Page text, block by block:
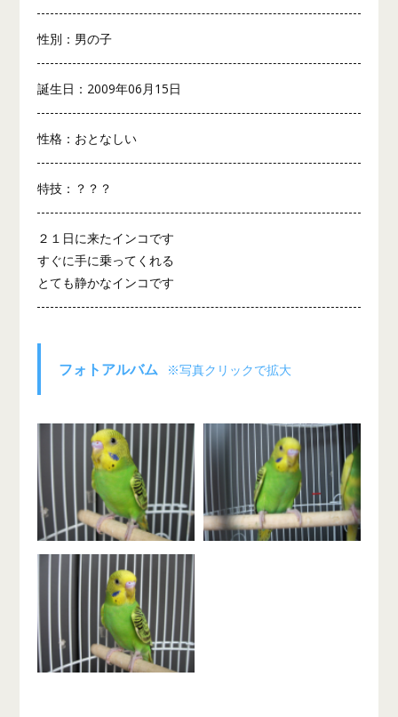
性別：男の子
誕生日：2009年06月15日
性格：おとなしい
特技：？？？
２１日に来たインコです
すぐに手に乗ってくれる
とても静かなインコです
フォトアルバム ※写真クリックで拡大